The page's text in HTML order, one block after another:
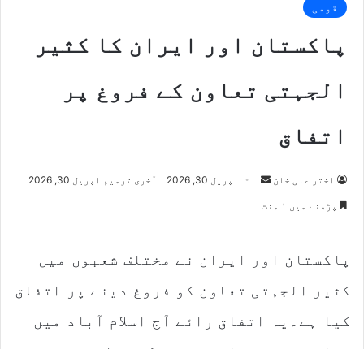
قومی
پاکستان اور ایران کا کثیر
الجہتی تعاون کے فروغ پر
اتفاق
اختر علی خان
Send
اپریل 30, 2026 آخری ترمیم اپریل 30, 2026
پڑھنے میں ۱ منٹ
پاکستان اور ایران نے مختلف شعبوں میں
کثیر الجہتی تعاون کو فروغ دینے پر اتفاق
کیا ہے۔یہ اتفاق رائے آج اسلام آباد میں